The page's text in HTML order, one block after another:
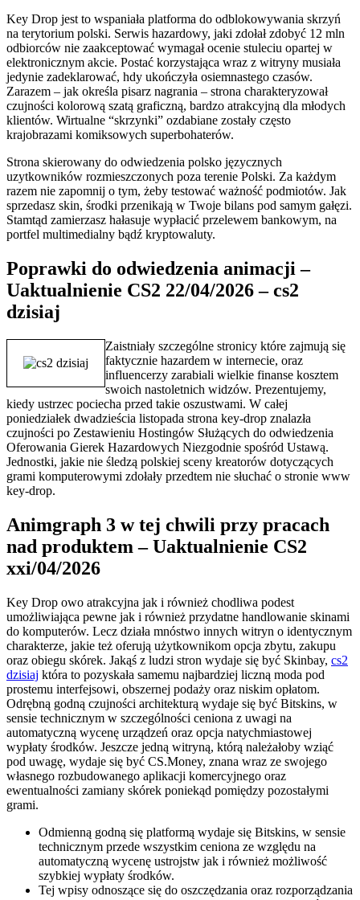
Key Drop jest to wspaniała platforma do odblokowywania skrzyń
na terytorium polski. Serwis hazardowy, jaki zdołał zdobyć 12 mln
odbiorców nie zaakceptować wymagał ocenie stuleciu opartej w
elektronicznym akcie. Postać korzystająca wraz z witryny musiała
jedynie zadeklarować, hdy ukończyła osiemnastego czasów.
Zarazem – jak określa pisarz nagrania – strona charakteryzował
czujności kolorową szatą graficzną, bardzo atrakcyjną dla młodych
klientów. Wirtualne “skrzynki” ozdabiane zostały często
krajobrazami komiksowych superbohaterów.
Strona skierowany do odwiedzenia polsko języcznych
uzytkowników rozmieszczonych poza terenie Polski. Za każdym
razem nie zapomnij o tym, żeby testować ważność podmiotów. Jak
sprzedasz skin, środki przenikają w Twoje bilans pod samym gałęzi.
Stamtąd zamierzasz hałasuje wypłacić przelewem bankowym, na
portfel multimedialny bądź kryptowaluty.
Poprawki do odwiedzenia animacji –
Uaktualnienie CS2 22/04/2026 – cs2
dzisiaj
Zaistniały szczególne stronicy które zajmują się
faktycznie hazardem w internecie, oraz
influencerzy zarabiali wielkie finanse kosztem
swoich nastoletnich widzów. Prezentujemy,
kiedy ustrzec pociecha przed takie oszustwami. W całej
poniedziałek dwadzieścia listopada strona key-drop znalazła
czujności po Zestawieniu Hostingów Służących do odwiedzenia
Oferowania Gierek Hazardowych Niezgodnie spośród Ustawą.
Jednostki, jakie nie śledzą polskiej sceny kreatorów dotyczących
grami komputerowymi zdołały przedtem nie słuchać o stronie www
key-drop.
Animgraph 3 w tej chwili przy pracach
nad produktem – Uaktualnienie CS2
xxi/04/2026
Key Drop owo atrakcyjna jak i również chodliwa podest
umożliwiająca pewne jak i również przydatne handlowanie skinami
do komputerów. Lecz działa mnóstwo innych witryn o identycznym
charakterze, jakie też oferują użytkownikom opcja zbytu, zakupu
oraz obiegu skórek. Jakąś z ludzi stron wydaje się być Skinbay, cs2
dzisiaj która to pozyskała samemu najbardziej liczną moda pod
prostemu interfejsowi, obszernej podaży oraz niskim opłatom.
Odrębną godną czujności architekturą wydaje się być Bitskins, w
sensie technicznym w szczególności ceniona z uwagi na
automatyczną wycenę urządzeń oraz opcja natychmiastowej
wypłaty środków. Jeszcze jedną witryną, którą należałoby wziąć
pod uwagę, wydaje się być CS.Money, znana wraz ze swojego
własnego rozbudowanego aplikacji komercyjnego oraz
ewentualności zamiany skórek poniekąd pomiędzy pozostałymi
grami.
Odmienną godną się platformą wydaje się Bitskins, w sensie
technicznym przede wszystkim ceniona ze względu na
automatyczną wycenę ustrojstw jak i również możliwość
szybkiej wypłaty środków.
Tej wpisy odnoszące się do oszczędzania oraz rozporządzania